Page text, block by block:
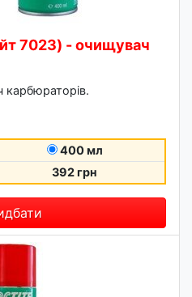
7023) - очищувач
400 мл
392 грн